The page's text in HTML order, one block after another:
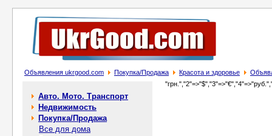
Объявления ukrgood.com Покупка/Продажа Красота и здоровье
Авто. Мото. Транспорт
Недвижимость
Покупка/Продажа
Все для дома